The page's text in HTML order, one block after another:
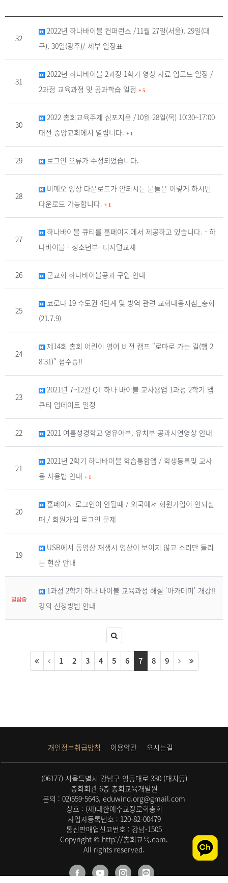
32
2022년 하나바이블 컨퍼런스 /11월 27일(서울), 29일(대
구), 30일(광주)/ 세부 일정표
31
2022년 하나바이블 2과정 1학기 영상 자료 업로드 일정 /
2과정 교육과정 및 공과학습 일정 + 5
30
2022 총회교육주제 심포지움 /10월 28일(목) 10:30~17:00
대전 중앙교회에서 열립니다. + 1
29 로그인 오류가 수정되었습니다.
28
비메오 영상 다운로드가 안되시는 분들은 이렇게 하시면
다운로드 가능합니다. + 1
27
하나바이블 큐티를 홈페이지에서 제공하고 있습니다. - 하
나바이블 - 청소년부- 디지털교재
26 군교회 하나바이블공과 구입 안내
25
코로나 19 수도권 4단계 및 방역 관련 교회대응지침_총회
(21.7.9)
24
제14회 총회 어린이 영어 비전 캠프 "로마로 가는 길(행 2
8:31)" 접수중!!
23
2021년 7~12월 QT 하나 바이블 교사용앱 1과정 2학기 앱
큐티 업데이트 일정
22 2021 여름성경학교 영유아부, 유치부 공과시연영상 안내
21
2021년 2학기 하나바이블 학습통합앱 / 학생등록및 교사
용 사용법 안내 + 1
20
홈페이지 로그인이 안될때 / 외국에서 회원가입이 안되실
때 / 회원가입 로그인 문제
19
USB에서 동영상 재생시 영상이 보이지 않고 소리만 들리
는 현상 안내
열람중
1과정 2학기 하나 바이블 교육과정 해설 '아카데미' 개강!!
강의 신청방법 안내
1 2 3 4 5 6 7 8 9
개인정보취급방침 이용약관 오시는길
(06177) 서울특별시 강남구 영동대로 330 (대치동)
총회회관 6층 총회교육개발원
문의 : 02)559-5643, eduwind.org@gmail.com
상호 : (재)대한예수교장로회총회
사업자등록번호 : 120-82-00479
통신판매업신고번호 : 강남-1505
Copyright © http://총회교육.com.
All rights reserved.